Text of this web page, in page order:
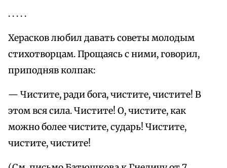
. . . . .
Херасков любил давать советы молодым
стихотворцам. Прощаясь с ними, говорил,
приподняв колпак:
— Чистите, ради бога, чистите, чистите! В
этом вся сила. Чистите! О, чистите, как
можно более чистите, сударь! Чистите,
чистите, чистите!